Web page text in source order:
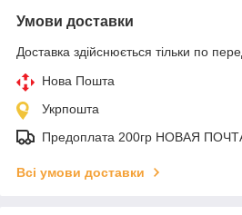
Умови доставки
Доставка здійснюється тільки по
Нова Пошта
Укрпошта
Предоплата 200гр НОВАЯ
Всі умови доставки